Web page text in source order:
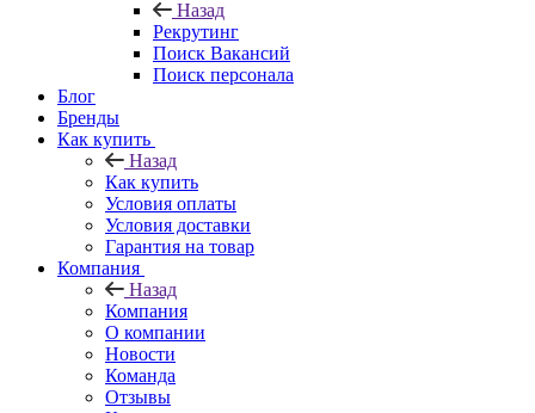
Назад
Рекрутинг
Поиск Вакансий
Поиск персонала
Блог
Бренды
Как купить
Назад
Как купить
Условия оплаты
Условия доставки
Гарантия на товар
Компания
Назад
Компания
О компании
Новости
Команда
Отзывы